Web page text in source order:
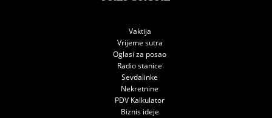
Vaktija
Vrijeme sutra
Oglasi za posao
Radio stanice
Sevdalinke
Nekretnine
PDV Kalkulator
Biznis ideje